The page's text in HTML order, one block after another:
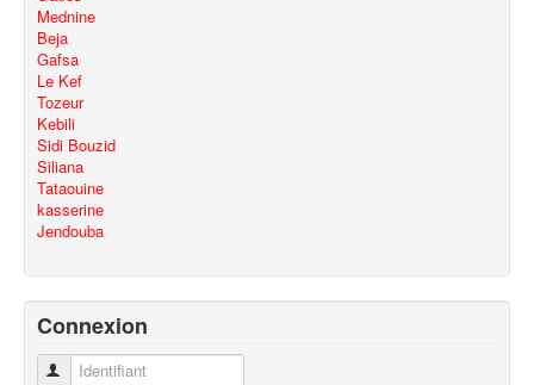
Mednine
Beja
Gafsa
Le Kef
Tozeur
Kebili
Sidi Bouzid
Siliana
Tataouine
kasserine
Jendouba
Connexion
Identifiant